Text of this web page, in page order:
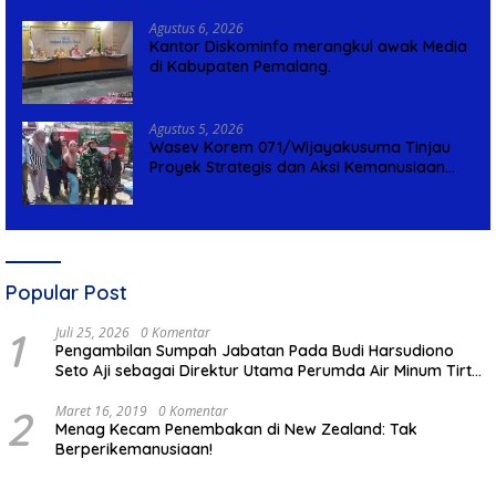
Agustus 6, 2026
Kantor Diskominfo merangkul awak Media
di Kabupaten Pemalang.
Agustus 5, 2026
Wasev Korem 071/Wijayakusuma Tinjau
Proyek Strategis dan Aksi Kemanusiaan
Popular Post
1 Juli 25, 2026 0 Komentar
Pengambilan Sumpah Jabatan Pada Budi Harsudiono
Seto Aji sebagai Direktur Utama Perumda Air Minum Tirta
2 Maret 16, 2019 0 Komentar
Menag Kecam Penembakan di New Zealand: Tak
Berperikemanusiaan!